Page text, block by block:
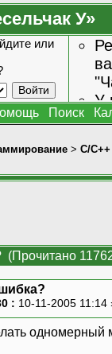
У»
или
У
Поиск
> C/C++
(Прочитано
: 10-11-2005
одномерный